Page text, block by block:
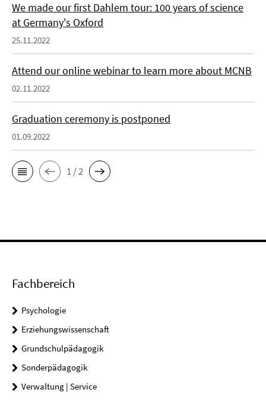
We made our first Dahlem tour: 100 years of science
at Germany's Oxford
25.11.2022
Attend our online webinar to learn more about MCNB
02.11.2022
Graduation ceremony is postponed
01.09.2022
1 / 2
Fachbereich
Psychologie
Erziehungswissenschaft
Grundschulpädagogik
Sonderpädagogik
Verwaltung | Service